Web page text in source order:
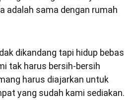
adalah sama dengan rumah
dikandang tapi hidup bebas
tak harus bersih-bersih
harus diajarkan untuk
yang sudah kami sediakan.